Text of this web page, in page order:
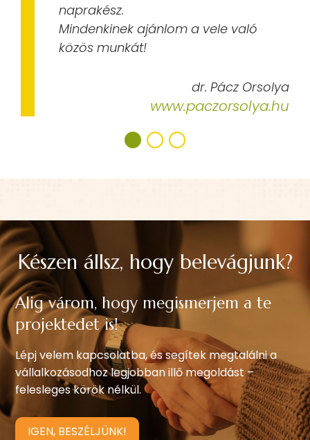
naprakész.
Mindenkinek ajánlom a vele való
közös munkát!
dr. Pácz Orsolya
www.paczorsolya.hu
Készen állsz, hogy belevágjunk?
Alig várom, hogy megismerjem a te
projektedet is!
Lépj velem kapcsolatba, és segítek megtalálni a
vállalkozásodhoz legjobban illő megoldást –
felesleges körök nélkül.
IGEN, BESZÉLJÜNK!